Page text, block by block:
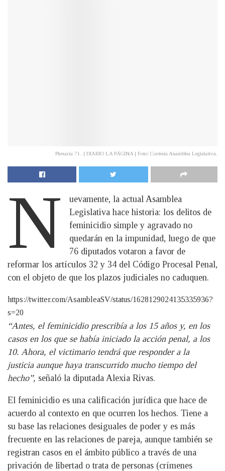
Plenaria 71. | DIARIO LA PÁGINA | Foto: Cortesía Asamblea Legislativa.
N
uevamente, la actual Asamblea
Legislativa hace historia: los delitos de
feminicidio simple y agravado no
quedarán en la impunidad, luego de que
76 diputados votaron a favor de
reformar los artículos 32 y 34 del Código Procesal Penal,
con el objeto de que los plazos judiciales no caduquen.
https://twitter.com/AsambleaSV/status/1628129024135335936?
s=20
“Antes, el feminicidio prescribía a los 15 años y, en los
casos en los que se había iniciado la acción penal, a los
10. Ahora, el victimario tendrá que responder a la
justicia aunque haya transcurrido mucho tiempo del
hecho”, señaló la diputada Alexia Rivas.
El feminicidio es una calificación jurídica que hace de
acuerdo al contexto en que ocurren los hechos. Tiene a
su base las relaciones desiguales de poder y es más
frecuente en las relaciones de pareja, aunque también se
registran casos en el ámbito público a través de una
privación de libertad o trata de personas (crímenes